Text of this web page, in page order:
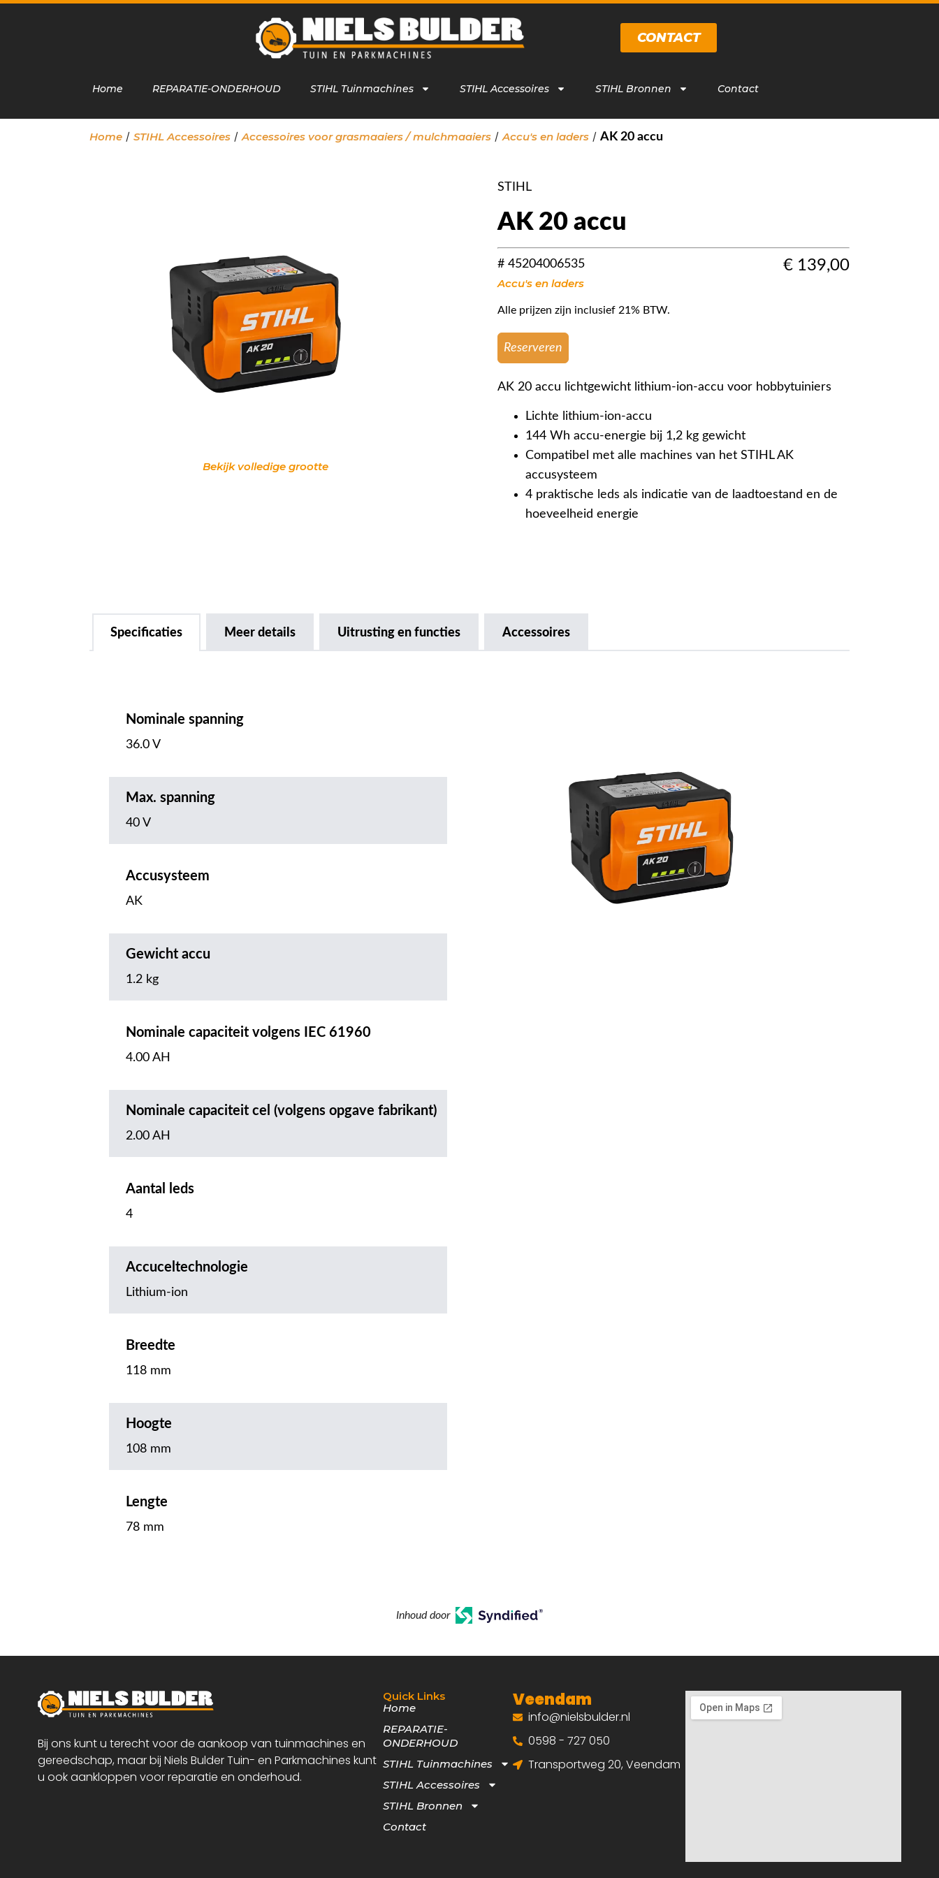
CONTACT
Home REPARATIE-ONDERHOUD STIHL Tuinmachines STIHL Accessoires STIHL Bronnen Contact
Home / STIHL Accessoires / Accessoires voor grasmaaiers / mulchmaaiers / Accu's en laders / AK 20 accu
Bekijk volledige grootte
STIHL
AK 20 accu
# 45204006535
Accu's en laders
€ 139,00
Alle prijzen zijn inclusief 21% BTW.
Reserveren
AK 20 accu lichtgewicht lithium-ion-accu voor hobbytuiniers
Lichte lithium-ion-accu
144 Wh accu-energie bij 1,2 kg gewicht
Compatibel met alle machines van het STIHL AK
accusysteem
4 praktische leds als indicatie van de laadtoestand en de
hoeveelheid energie
Specificaties Meer details Uitrusting en functies Accessoires
Nominale spanning
36.0 V
Max. spanning
40 V
Accusysteem
AK
Gewicht accu
1.2 kg
Nominale capaciteit volgens IEC 61960
4.00 AH
Nominale capaciteit cel (volgens opgave fabrikant)
2.00 AH
Aantal leds
4
Accuceltechnologie
Lithium-ion
Breedte
118 mm
Hoogte
108 mm
Lengte
78 mm
Inhoud door
Bij ons kunt u terecht voor de aankoop van tuinmachines en
gereedschap, maar bij Niels Bulder Tuin- en Parkmachines kunt
u ook aankloppen voor reparatie en onderhoud.
Quick Links
Home
REPARATIE-
ONDERHOUD
STIHL Tuinmachines
STIHL Accessoires
STIHL Bronnen
Contact
Veendam
info@nielsbulder.nl
0598 - 727 050
Transportweg 20, Veendam